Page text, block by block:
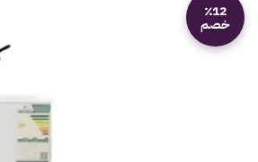
٪12
خصم